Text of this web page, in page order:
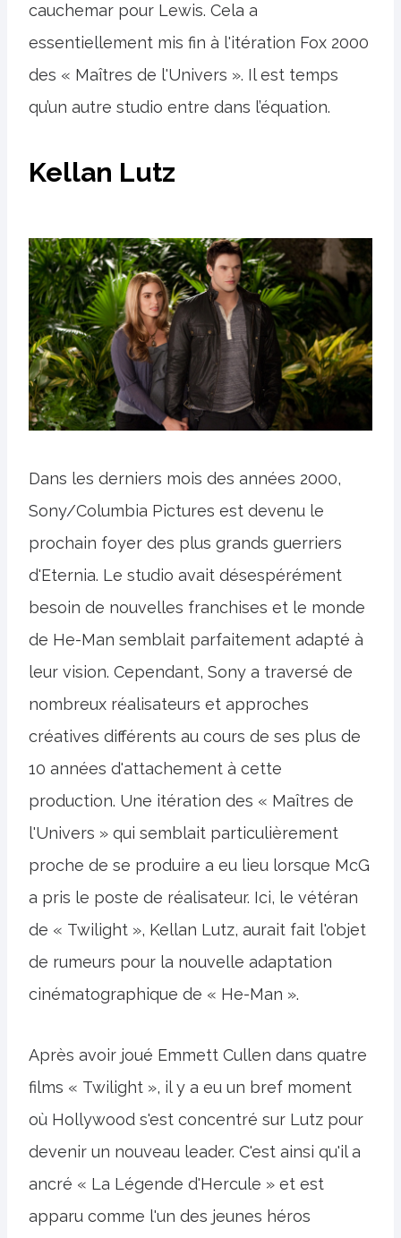
cauchemar pour Lewis. Cela a
essentiellement mis fin à l'itération Fox 2000
des « Maîtres de l'Univers ». Il est temps
qu’un autre studio entre dans l’équation.
Kellan Lutz
Dans les derniers mois des années 2000,
Sony/Columbia Pictures est devenu le
prochain foyer des plus grands guerriers
d'Eternia. Le studio avait désespérément
besoin de nouvelles franchises et le monde
de He-Man semblait parfaitement adapté à
leur vision. Cependant, Sony a traversé de
nombreux réalisateurs et approches
créatives différents au cours de ses plus de
10 années d'attachement à cette
production. Une itération des « Maîtres de
l'Univers » qui semblait particulièrement
proche de se produire a eu lieu lorsque McG
a pris le poste de réalisateur. Ici, le vétéran
de « Twilight », Kellan Lutz, aurait fait l'objet
de rumeurs pour la nouvelle adaptation
cinématographique de « He-Man ».
Après avoir joué Emmett Cullen dans quatre
films « Twilight », il y a eu un bref moment
où Hollywood s'est concentré sur Lutz pour
devenir un nouveau leader. C'est ainsi qu'il a
ancré « La Légende d'Hercule » et est
apparu comme l'un des jeunes héros